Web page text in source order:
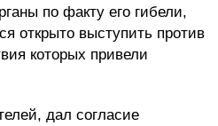
по факту его гибели,
открыто выступить против
которых привели
дал согласие